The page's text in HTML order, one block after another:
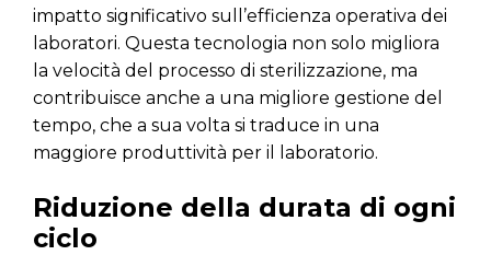
impatto significativo sull’efficienza operativa dei
laboratori. Questa tecnologia non solo migliora
la velocità del processo di sterilizzazione, ma
contribuisce anche a una migliore gestione del
tempo, che a sua volta si traduce in una
maggiore produttività per il laboratorio.
Riduzione della durata di ogni
ciclo